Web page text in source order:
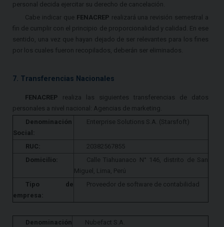
personal decida ejercitar su derecho de cancelación.
Cabe indicar que FENACREP realizará una revisión semestral a
fin de cumplir con el principio de proporcionalidad y calidad. En ese
sentido, una vez que hayan dejado de ser relevantes para los fines
por los cuales fueron recopilados, deberán ser eliminados.
7. Transferencias Nacionales
FENACREP realiza las siguientes transferencias de datos
personales a nivel nacional: Agencias de marketing.
Denominación
Social:
Enterprise Solutions S.A. (Starsfoft)
RUC:
20382567855
Domicilio:
Calle Tiahuanaco N° 146, distrito de San
Miguel, Lima, Perú
Tipo de
empresa:
Proveedor de software de contabilidad
Denominación
Nubefact S.A.